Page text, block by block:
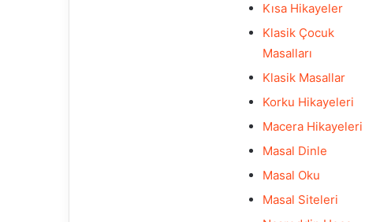
Kısa Hikayeler
Klasik Çocuk
Masalları
Klasik Masallar
Korku Hikayeleri
Macera Hikayeleri
Masal Dinle
Masal Oku
Masal Siteleri